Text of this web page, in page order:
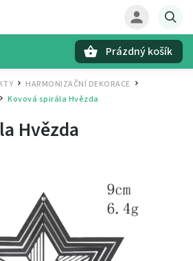
Prázdný košík
/ HARMONIZAČNÍ DEKORACE
/ Kovová spirála Hvězda
Hvězda